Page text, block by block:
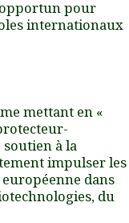
pour
internationaux
mettant en «
à la
impulser les
dans
du